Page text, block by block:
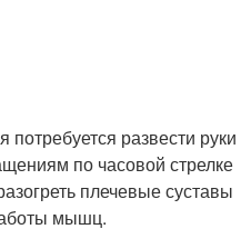
развести руки
по часовой стрелке
плечевые суставы
мышц.